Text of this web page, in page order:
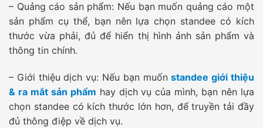
– Quảng cáo sản phẩm: Nếu bạn muốn quảng cáo một
sản phẩm cụ thể, bạn nên lựa chọn standee có kích
thước vừa phải, đủ để hiển thị hình ảnh sản phẩm và
thông tin chính.
– Giới thiệu dịch vụ: Nếu bạn muốnstandee giới thiệu
& ra mắt sản phẩm hay dịch vụ của mình, bạn nên lựa
chọn standee có kích thước lớn hơn, để truyền tải đầy
đủ thông điệp về dịch vụ.